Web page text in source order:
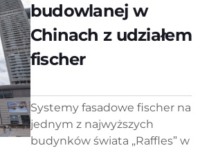
budowlanej w
Chinach z udziałem
fischer
Systemy fasadowe fischer na
jednym z najwyższych
budynków świata „Raffles” w